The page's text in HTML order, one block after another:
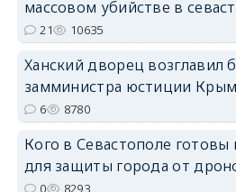
массовом убийстве в
21 10635
Ханский дворец возглавил
замминистра юстиции
6 8780
Кого в Севастополе готовы
для защиты города от
0 8293